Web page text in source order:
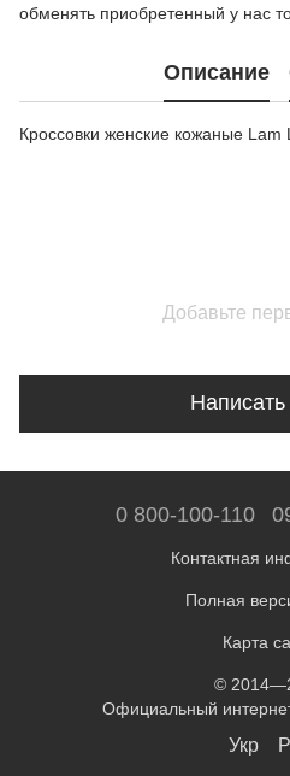
обменять приобретенный у нас
Описание
Кроссовки женские кожаные Lam
Добавьте
Написать
0 800-100-110
Контактная
Полная
Карта
©
Официальный
Укр